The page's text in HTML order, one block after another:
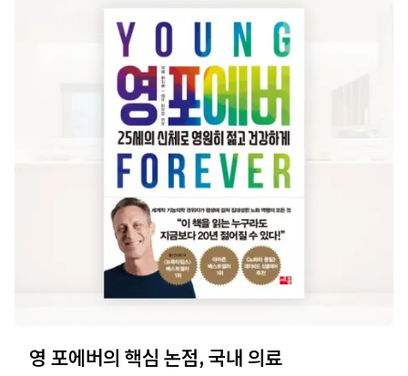
영 포에버의 핵심 논점, 국내 의료